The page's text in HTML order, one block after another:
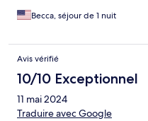
Becca, séjour de 1 nuit
Avis vérifié
10/10 Exceptionnel
11 mai 2024
Traduire avec Google